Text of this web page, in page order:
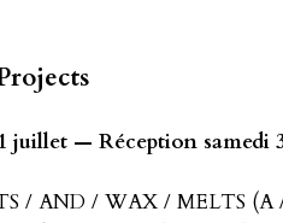
juillet — Réception samedi
/ AND / WAX / MELTS